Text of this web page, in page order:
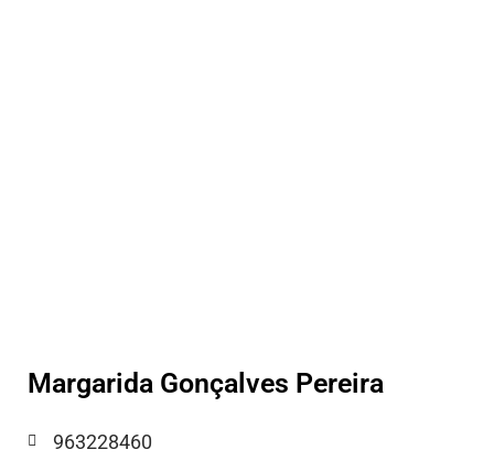
Margarida Gonçalves Pereira
963228460